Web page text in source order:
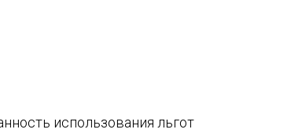
использования льгот